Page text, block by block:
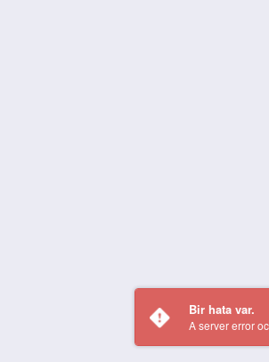
Bir hata var.
A server error